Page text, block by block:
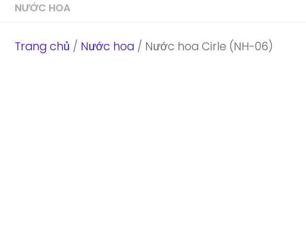
NƯỚC HOA
Trang chủ / Nước hoa / Nước hoa Cirle (NH-06)